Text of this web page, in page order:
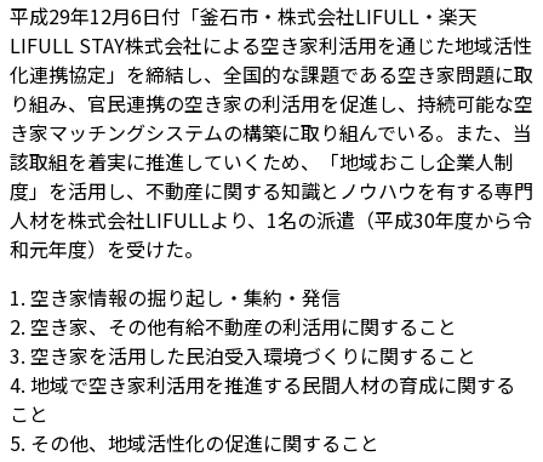
平成29年12月6日付「釜石市・株式会社LIFULL・楽天
LIFULL STAY株式会社による空き家利活用を通じた地域活性
化連携協定」を締結し、全国的な課題である空き家問題に取
り組み、官民連携の空き家の利活用を促進し、持続可能な空
き家マッチングシステムの構築に取り組んでいる。また、当
該取組を着実に推進していくため、「地域おこし企業人制
度」を活用し、不動産に関する知識とノウハウを有する専門
人材を株式会社LIFULLより、1名の派遣（平成30年度から令
和元年度）を受けた。
1. 空き家情報の掘り起し・集約・発信
2. 空き家、その他有給不動産の利活用に関すること
3. 空き家を活用した民泊受入環境づくりに関すること
4. 地域で空き家利活用を推進する民間人材の育成に関する
こと
5. その他、地域活性化の促進に関すること